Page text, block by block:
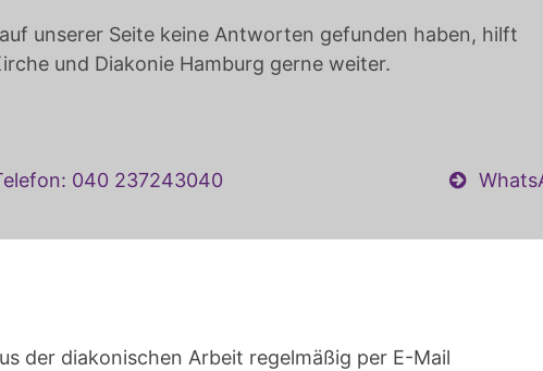
unserer Seite keine Antworten gefunden haben, hilft
und Diakonie Hamburg gerne weiter.
040 237243040
der diakonischen Arbeit regelmäßig per E-Mail